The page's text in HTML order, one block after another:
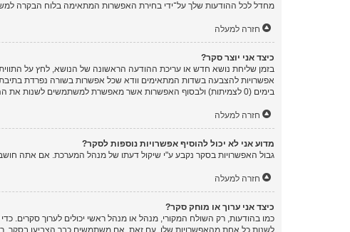
מחדל לכל ההודעות שלך על־ידי בחירת האפשרות המתאימה בלוח הבקרה
חזרה למעלה
כיצד אני יוצר סקר?
בזמן שליחת נושא חדש או עריכת ההודעה הראשונה של הנושא, לחץ על
אפשרויות להצבעה בשדות המתאימים וודא שכל אפשרות בשורה נפרדת
בימים (0 לצמיתות) ולבסוף האפשרות אשר מאפשרת למשתמשים לשנות את ההצבעות שלהם.
חזרה למעלה
מדוע אני לא יכול להוסיף אפשרויות נוספות לסקר?
גבול האפשרויות בסקר נקבע ע"י שיקול דעתו של מנהל המערכת. אם אתה
חזרה למעלה
כיצד אני ערוך או מוחק סקר?
כמו בהודעות, רק השולח המקורי, מנהל או מנהל ראשי יכולים לערוך
לשנות כל אחת מהאפשרויות שלו. עם זאת, אם משתמשים כבר הצביעו בסקר,